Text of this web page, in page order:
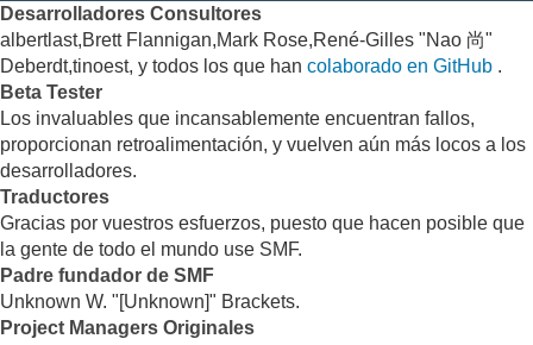
Desarrolladores Consultores
albertlast,Brett Flannigan,Mark Rose,René-Gilles "Nao 尚"
Deberdt,tinoest, y todos los que han colaborado en GitHub .
Beta Tester
Los invaluables que incansablemente encuentran fallos,
proporcionan retroalimentación, y vuelven aún más locos a los
desarrolladores.
Traductores
Gracias por vuestros esfuerzos, puesto que hacen posible que
la gente de todo el mundo use SMF.
Padre fundador de SMF
Unknown W. "[Unknown]" Brackets.
Project Managers Originales